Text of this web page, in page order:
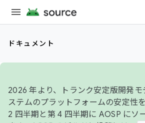
ドキュメント
2026 年より、トランク安定版開発
ステムのプラットフォームの安定性
2 四半期と第 4 四半期に AOSP にソ